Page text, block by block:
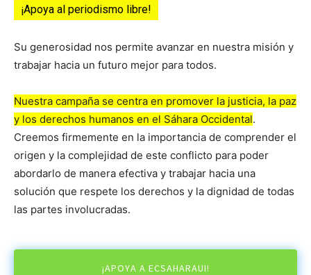
¡Apoya al periodismo libre!
Su generosidad nos permite avanzar en nuestra misión y
trabajar hacia un futuro mejor para todos.
Nuestra campaña se centra en promover la justicia, la paz
y los derechos humanos en el Sáhara Occidental.
Creemos firmemente en la importancia de comprender el
origen y la complejidad de este conflicto para poder
abordarlo de manera efectiva y trabajar hacia una
solución que respete los derechos y la dignidad de todas
las partes involucradas.
¡APOYA A ECSAHARAUI!